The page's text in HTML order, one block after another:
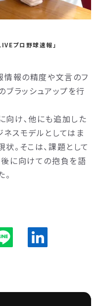
プロ野球速報」
情報の精度や文言のフ
ブラッシュアップを行
向け､他にも追加した
スモデルとしてはま
。そこは、課題として
後に向けての抱負を語